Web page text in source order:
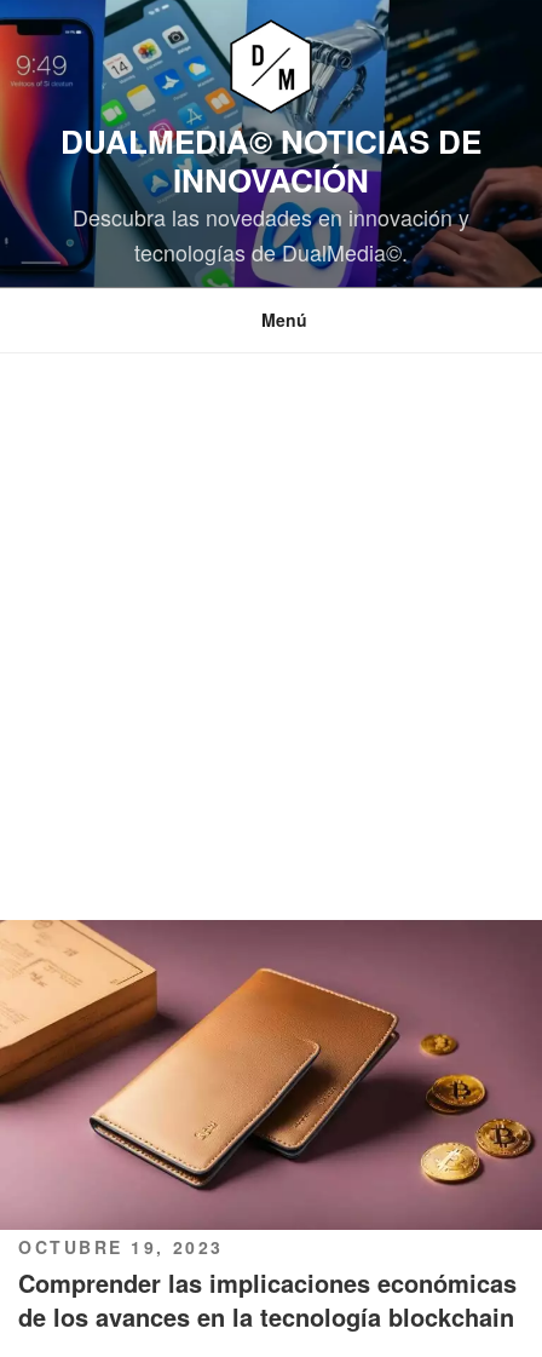
Saltar
contenido
DUALMEDIA© NOTICIAS DE
INNOVACIÓN
Descubra las novedades en innovación y
tecnologías de DualMedia©.
Menú
PUBLICADO
EL
OCTUBRE 19, 2023
Comprender las implicaciones económicas
de los avances en la tecnología blockchain